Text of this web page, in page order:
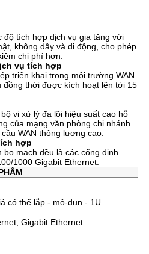
độ tích hợp dịch vụ gia tăng với
không dây và di động, cho phép
chi phí hơn.
vụ tích hợp
triển khai trong môi trường WAN
đồng thời được kích hoạt lên tới 15
vi xử lý đa lõi hiệu suất cao hỗ
của mạng văn phòng chi nhánh
WAN thông lượng cao.
hợp
bo mạch đều là các cổng định
1000 Gigabit Ethernet.
có thể lắp - mô-đun - 1U
Gigabit Ethernet